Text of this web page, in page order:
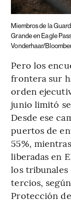
Miembros de la
Grande en Eagle
Vonderhaar/
Pero los
frontera sur
orden
junio limitó
Desde ese
puertos de
55%,
liberadas en
los
tercios,
Protección